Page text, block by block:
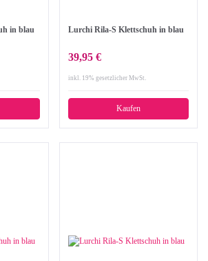
in blau Lurchi Rila-S Klettschuh in blau
39,95 €
inkl. 19% gesetzlicher MwSt.
Kaufen